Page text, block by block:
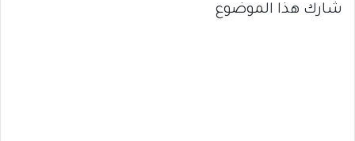
شارك هذا الموضوع